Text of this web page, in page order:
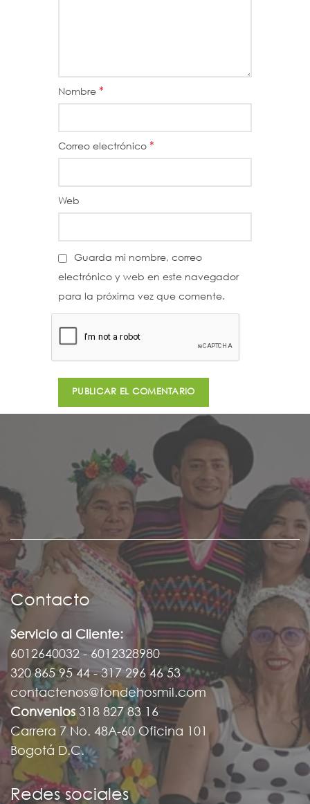
Nombre *
Correo electrónico *
Web
Guarda mi nombre, correo
electrónico y web en este navegador
para la próxima vez que comente.
Contacto
Servicio al Cliente:
6012640032 - 6012328980
320 865 95 44 - 317 296 46 53
contactenos@fondehosmil.com
Convenios 318 827 83 16
Carrera 7 No. 48A-60 Oficina 101
Bogotá D.C.
Redes sociales